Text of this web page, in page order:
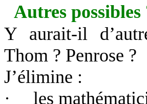
Autres possibles
Y aurait-il
Thom ? Penrose ?
J’élimine :
·
les